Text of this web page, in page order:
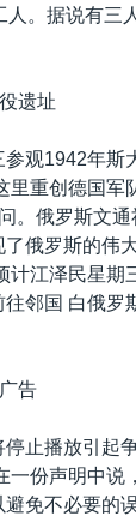
。据说有三
遗址
观1942年斯
里重创德国军
。俄罗斯文
俄罗斯的伟
计江泽民星期
邻国 白俄罗
告
止播放引起
一份声明中说
免不必要的